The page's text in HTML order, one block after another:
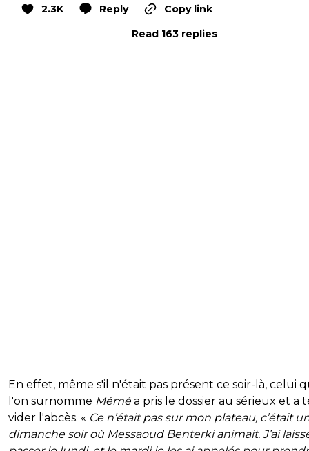
2.3K Reply
Copy link
Read 163 replies
En effet, même s'il n'était pas présent ce soir-là, celui
l'on surnomme Méméa pris le dossier au sérieux et a
vider l'abcès. « Ce n’était pas sur mon plateau, c’était
dimanche soir où Messaoud Benterki animait. J’ai